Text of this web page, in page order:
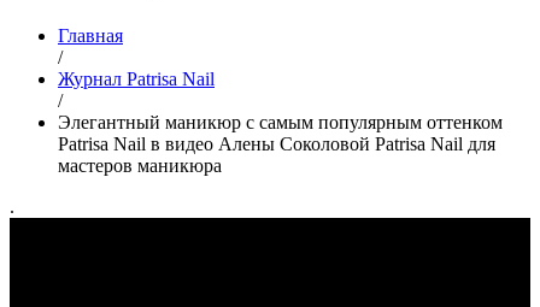
Главная
/
Журнал Patrisa Nail
/
Элегантный маникюр с самым популярным оттенком
Patrisa Nail в видео Алены Соколовой Patrisa Nail для
мастеров маникюра
.